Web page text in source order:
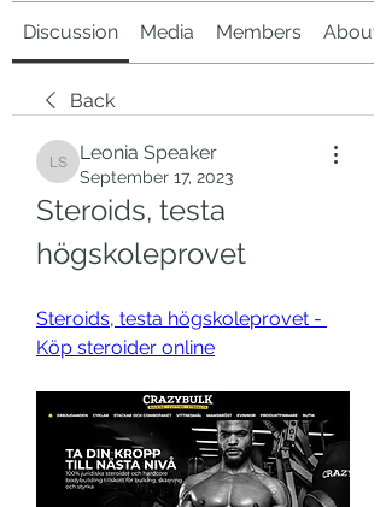
Discussion Media Members About
Back
Leonia Speaker
Leonia Speaker
September 17, 2023
Steroids, testa
högskoleprovet
Steroids, testa högskoleprovet -
Köp steroider online